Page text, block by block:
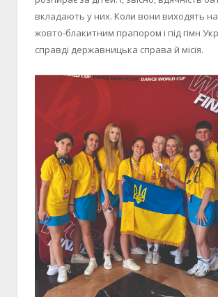
вкладають у них. Коли вони виходять на
жовто-блакитним прапором і під гімн
справді державницька справа й місія.